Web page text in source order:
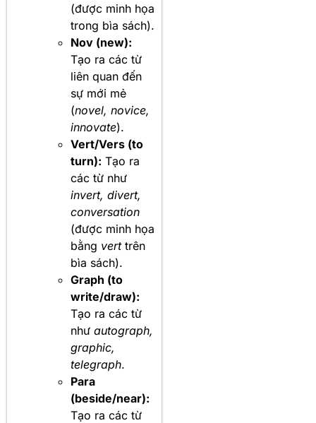
(được minh họa
trong bìa sách).
Nov (new):
Tạo ra các từ
liên quan đến
sự mới mẻ
(novel, novice,
innovate).
Vert/Vers (to
turn): Tạo ra
các từ như
invert, divert,
conversation
(được minh họa
bằng verttrên
bìa sách).
Graph (to
write/draw):
Tạo ra các từ
như autograph,
graphic,
telegraph.
Para
(beside/near):
Tạo ra các từ